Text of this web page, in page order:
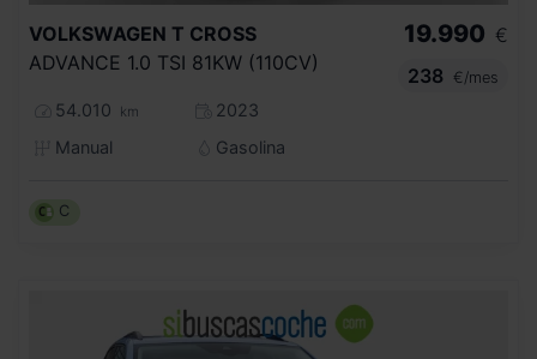
VOLKSWAGEN T CROSS
ADVANCE 1.0 TSI 81KW (110CV)
54.010 km
2023
Manual
Gasolina
19.990 €
238
€/mes
C